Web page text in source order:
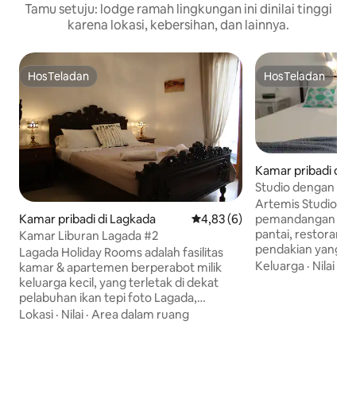
Tamu setuju: lodge ramah lingkungan ini dinilai tinggi
karena lokasi, kebersihan, dan lainnya.
HosTeladan
HosTeladan
Kamar pribadi di Lagkada Nilai rata-rata 4,83 dari 5, 6
4,83 (6)
Kamar Liburan Lagada #2
Lagada Holiday Rooms adalah fasilitas
kamar & apartemen berperabot milik
keluarga kecil, yang terletak di dekat
pelabuhan ikan tepi foto Lagada,
destinasi paling terkenal bagi pecinta
Lokasi · Nilai · Area dalam ruang
HosTeladan
HosTeladan
Kamar pribadi di
Studio dengan
Platys Gialos,
Artemis Studios
pemandangan
pantai, restoran,
pendakian yang
Setiap studio
Keluarga · Nilai